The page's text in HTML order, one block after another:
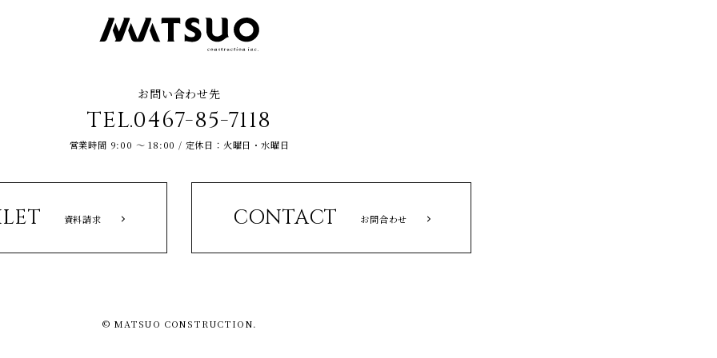
お問い合わせ先
TEL.0467-85-7118
営業時間 9:00 ～ 18:00 / 定休日：火曜日・水曜日
資料請求 CONTACT お問合わせ
© MATSUO CONSTRUCTION.